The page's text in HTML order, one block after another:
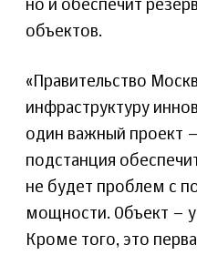
но и обеспечит
объектов.
«Правительство
инфраструктуру
один важный проект
подстанция
не будет проблем с
мощности. Объект –
Кроме того, это